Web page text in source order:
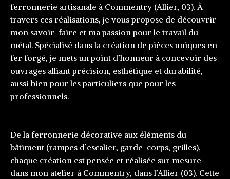
ferronnerie artisanale à Commentry (Allier, 03). À
travers ces réalisations, je vous propose de découvrir
mon savoir-faire et ma passion pour le travail du
métal. Spécialisé dans la création de pièces uniques en
fer forgé, je mets un point d’honneur à concevoir des
ouvrages alliant précision, esthétique et durabilité,
aussi bien pour les particuliers que pour les
professionnels.
De la ferronnerie décorative aux éléments du
bâtiment (rampes d’escalier, garde-corps, grilles),
chaque création est pensée et réalisée sur mesure
dans mon atelier à Commentry, dans l’Allier (03). Cette